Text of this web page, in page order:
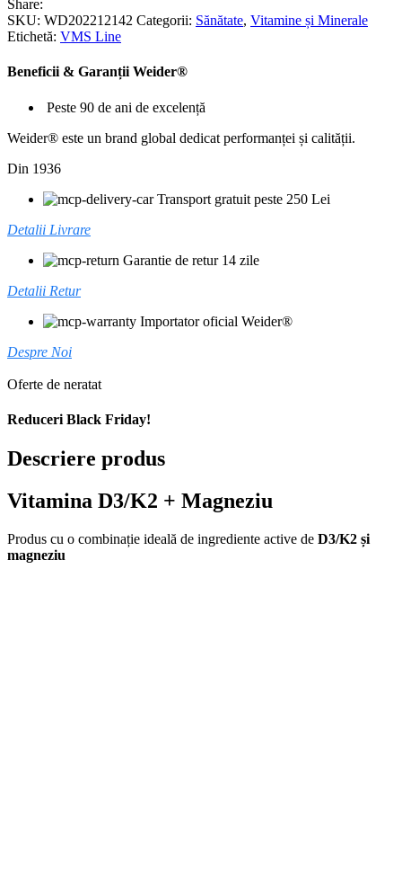
Share:
SKU: WD202212142 Categorii: Sănătate, Vitamine și Minerale
Etichetă: VMS Line
Beneficii & Garanții Weider®
Peste 90 de ani de excelență
Weider® este un brand global dedicat performanței și calității.
Din 1936
Transport gratuit peste 250 Lei
Detalii Livrare
Garantie de retur 14 zile
Detalii Retur
Importator oficial Weider®
Despre Noi
Oferte de neratat
Reduceri Black Friday!
Descriere produs
Vitamina D3/K2 + Magneziu
Produs cu o combinație ideală de ingrediente active de D3/K2 și
magneziu